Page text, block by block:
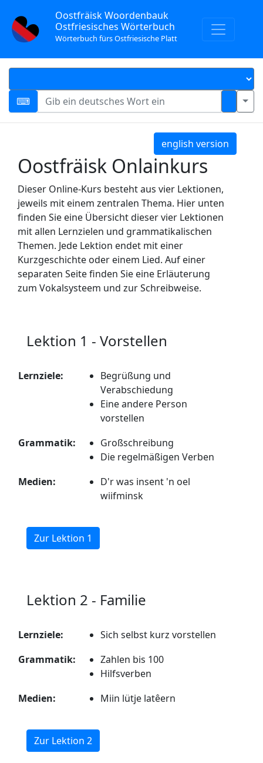
Oostfräisk Woordenbauk
Ostfriesisches Wörterbuch
Wörterbuch fürs Ostfriesische Platt
english version
Oostfräisk Onlainkurs
Dieser Online-Kurs besteht aus vier Lektionen,
jeweils mit einem zentralen Thema. Hier unten
finden Sie eine Übersicht dieser vier Lektionen
mit allen Lernzielen und grammatikalischen
Themen. Jede Lektion endet mit einer
Kurzgeschichte oder einem Lied. Auf einer
separaten Seite finden Sie eine Erläuterung
zum Vokalsysteem und zur Schreibweise.
Lektion 1 - Vorstellen
Lernziele:
Begrüßung und
Verabschiedung
Eine andere Person
vorstellen
Grammatik:
Großschreibung
Die regelmäßigen Verben
Medien:
D'r was insent 'n oel
wiifminsk
Zur Lektion 1
Lektion 2 - Familie
Lernziele:
Sich selbst kurz vorstellen
Grammatik:
Zahlen bis 100
Hilfsverben
Medien:
Miin lütje latêern
Zur Lektion 2